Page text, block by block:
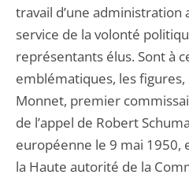
travail d’une administration
service de la volonté
représentants élus. Sont à
emblématiques, les figures,
Monnet, premier
de l’appel de Robert
européenne le 9 mai
la Haute autorité de la